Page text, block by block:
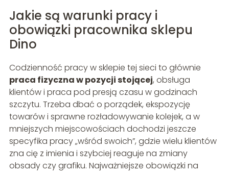
Jakie są warunki pracy i
obowiązki pracownika sklepu
Dino
Codzienność pracy w sklepie tej sieci to głównie
praca fizyczna w pozycji stojącej, obsługa
klientów i praca pod presją czasu w godzinach
szczytu. Trzeba dbać o porządek, ekspozycję
towarów i sprawne rozładowywanie kolejek, a w
mniejszych miejscowościach dochodzi jeszcze
specyfika pracy „wśród swoich”, gdzie wielu klientów
zna cię z imienia i szybciej reaguje na zmiany
obsady czy grafiku. Najważniejsze obowiązki na